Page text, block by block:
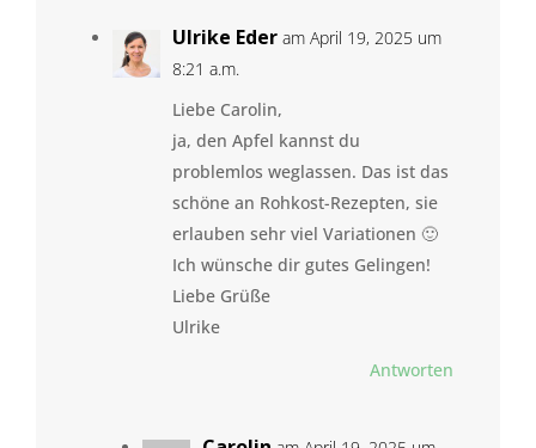
Ulrike Eder am April 19, 2025 um
8:21 a.m.
Liebe Carolin,
ja, den Apfel kannst du
problemlos weglassen. Das ist das
schöne an Rohkost-Rezepten, sie
erlauben sehr viel Variationen 🙂
Ich wünsche dir gutes Gelingen!
Liebe Grüße
Ulrike
Antworten